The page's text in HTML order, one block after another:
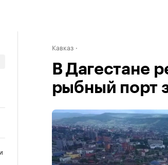
Кавказ
В Дагестане
рыбный порт